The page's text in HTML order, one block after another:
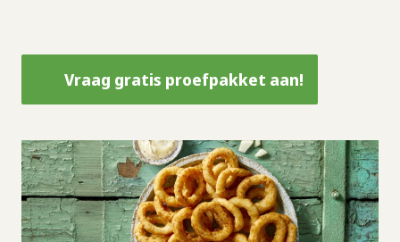
Vraag gratis proefpakket aan!